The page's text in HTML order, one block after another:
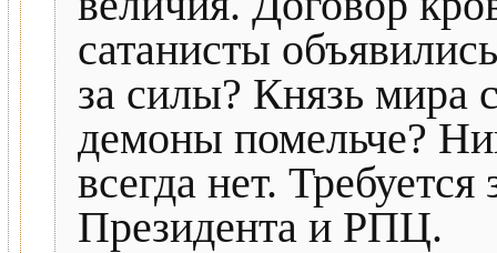
сатанисты
за силы? Князь
демоны помельче?
всегда нет.
Президента и РПЦ.